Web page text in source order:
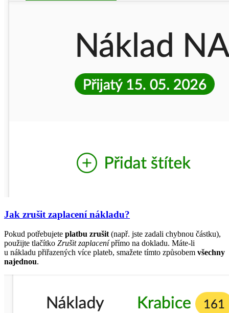
Jak zrušit zaplacení nákladu?
Pokud potřebujete platbu zrušit (např. jste zadali chybnou částku),
použijte tlačítko Zrušit zaplacenípřímo na dokladu. Máte-li
u nákladu přiřazených více plateb, smažete tímto způsobem všechny
najednou.